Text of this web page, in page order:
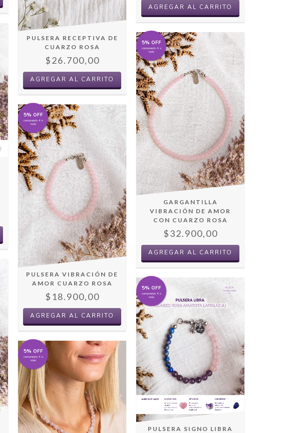
PULSERA RECEPTIVA DE
CUARZO ROSA
$26.700,00
5% OFF
comprando 4 o
más
PULSERA VIBRACIÓN DE
AMOR CUARZO ROSA
$18.900,00
5% OFF
comprando 4 o
más
GARGANTILLA
VIBRACIÓN DE AMOR
CON CUARZO ROSA
$32.900,00
5% OFF
comprando 4 o
más
5% OFF
comprando 4 o
más
PULSERA SIGNO LIBRA